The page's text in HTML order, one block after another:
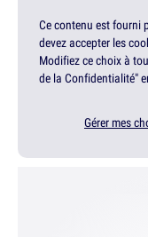
Ce contenu est fourni
devez accepter les
Modifiez ce choix à
de la Confidentialité"
Gérer mes